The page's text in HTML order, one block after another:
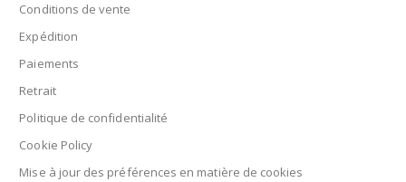
Conditions de vente
Expédition
Paiements
Retrait
Politique de confidentialité
Cookie Policy
Mise à jour des préférences en matière de cookies